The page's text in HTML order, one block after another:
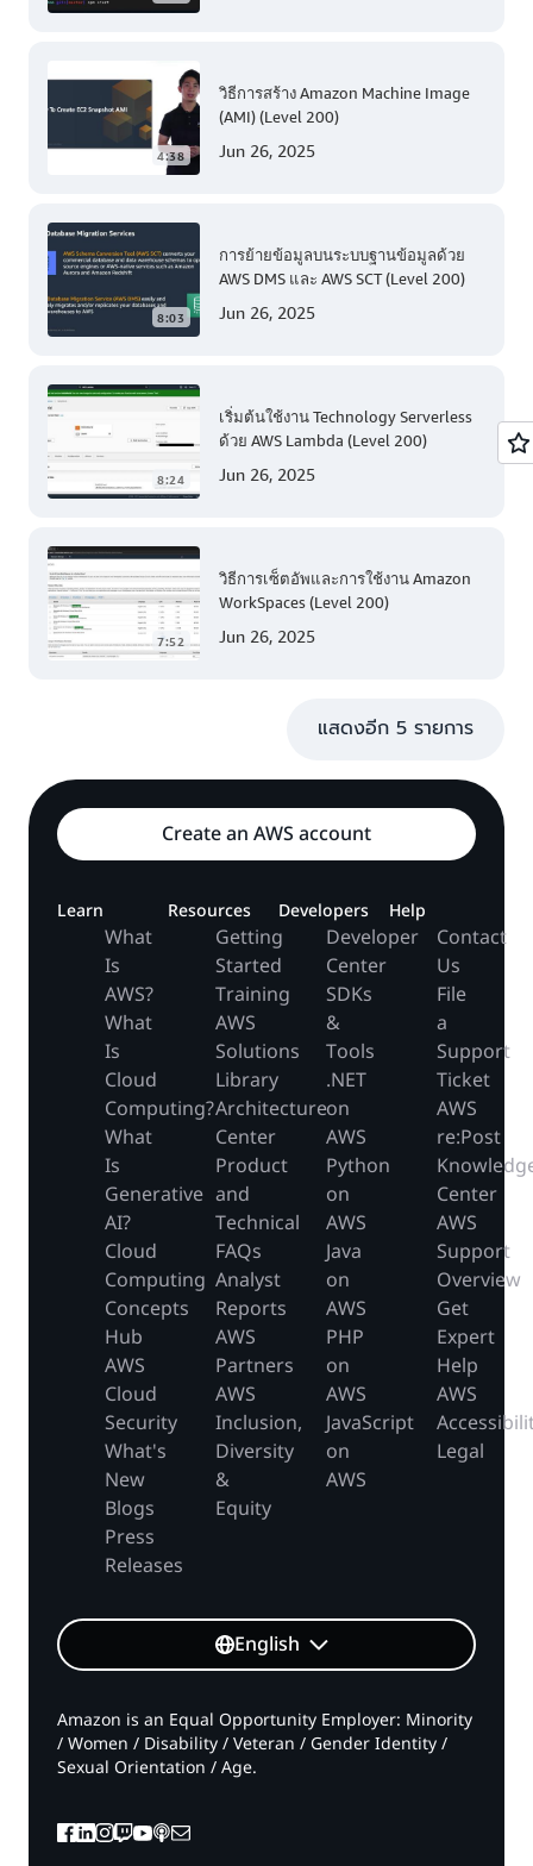
4:38
วิธีการสร้าง Amazon Machine Image
(AMI) (Level 200)
Jun 26, 2025
8:03
การย้ายข้อมูลบนระบบฐานข้อมูลด้วย
AWS DMS และ AWS SCT (Level 200)
Jun 26, 2025
8:24
เริ่มต้นใช้งาน Technology Serverless
ด้วย AWS Lambda (Level 200)
Jun 26, 2025
7:52
วิธีการเซ็ตอัพและการใช้งาน Amazon
WorkSpaces (Level 200)
Jun 26, 2025
แสดงอีก 5 รายการ
Create an AWS account
Learn
What
Is
AWS?
What
Is
Cloud
Computing?
What
Is
Generative
AI?
Cloud
Computing
Concepts
Hub
AWS
Cloud
Security
What's
New
Blogs
Press
Releases
Resources
Getting
Started
Training
AWS
Solutions
Library
Architecture
Center
Product
and
Technical
FAQs
Analyst
Reports
AWS
Partners
AWS
Inclusion,
Diversity
&
Equity
Developers
Developer
Center
SDKs
&
Tools
.NET
on
AWS
Python
on
AWS
Java
on
AWS
PHP
on
AWS
JavaScript
on
AWS
Help
Contact
Us
File
a
Support
Ticket
AWS
re:Post
Center
AWS
Support
Overview
Get
Expert
Help
AWS
Legal
English
Amazon is an Equal Opportunity Employer: Minority
/ Women / Disability / Veteran / Gender Identity /
Sexual Orientation / Age.